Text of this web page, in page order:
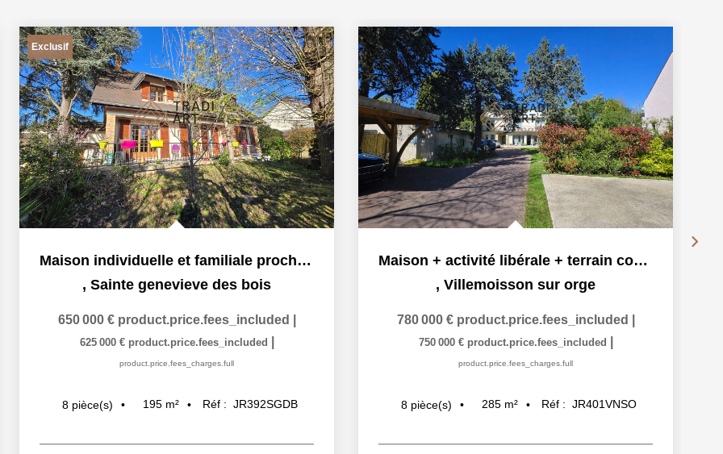
Exclusif
Maison individuelle et familiale proche de toutes commodités
, Sainte genevieve des bois
650 000 € product.price.fees_included
625 000 € product.price.fees_included
product.price.fees_charges.full
8 pièce(s) 195 m² Réf : JR392SGDB
Maison + activité libérale + terrain constructible
, Villemoisson sur orge
780 000 € product.price.fees_included
750 000 € product.price.fees_included
product.price.fees_charges.full
8 pièce(s) 285 m² Réf : JR401VNSO